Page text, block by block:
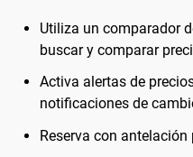
Utiliza un comparador
buscar y comparar
Activa alertas de
notificaciones de
Reserva con